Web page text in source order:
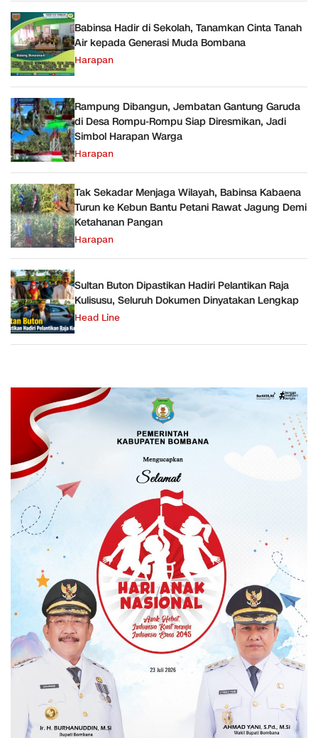
Babinsa Hadir di Sekolah, Tanamkan Cinta Tanah
Air kepada Generasi Muda Bombana
Harapan
Rampung Dibangun, Jembatan Gantung Garuda
di Desa Rompu-Rompu Siap Diresmikan, Jadi
Simbol Harapan Warga
Harapan
Tak Sekadar Menjaga Wilayah, Babinsa Kabaena
Turun ke Kebun Bantu Petani Rawat Jagung Demi
Ketahanan Pangan
Harapan
Sultan Buton Dipastikan Hadiri Pelantikan Raja
Kulisusu, Seluruh Dokumen Dinyatakan Lengkap
Head Line